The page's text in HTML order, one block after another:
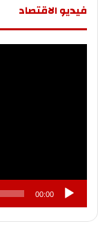
فيديو الاقتصاد
00:00